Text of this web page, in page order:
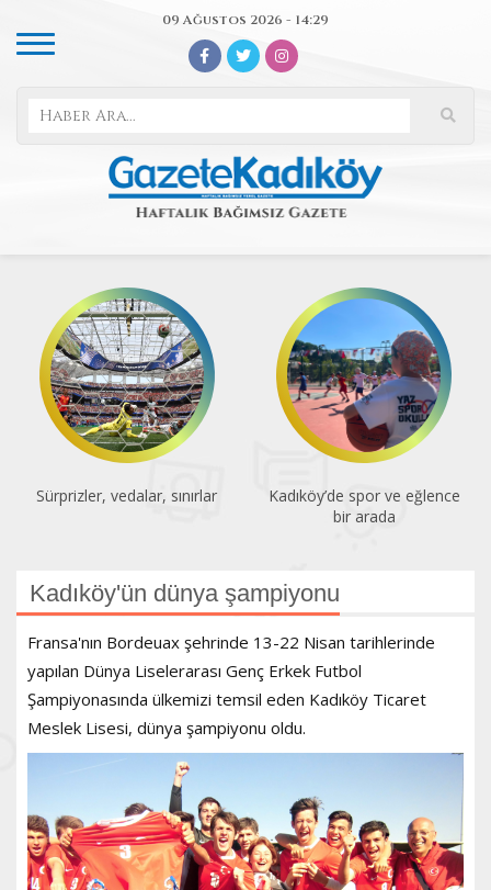
09 Ağustos 2026 - 14:29
Sürprizler, vedalar, sınırlar
Kadıköy’de spor ve eğlence
bir arada
Kadıköy'ün dünya şampiyonu
Fransa'nın Bordeuax şehrinde 13-22 Nisan tarihlerinde
yapılan Dünya Liselerarası Genç Erkek Futbol
Şampiyonasında ülkemizi temsil eden Kadıköy Ticaret
Meslek Lisesi, dünya şampiyonu oldu.